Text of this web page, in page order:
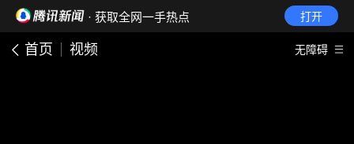
· 获取全网一手热点 打开
首页 视频 无障碍